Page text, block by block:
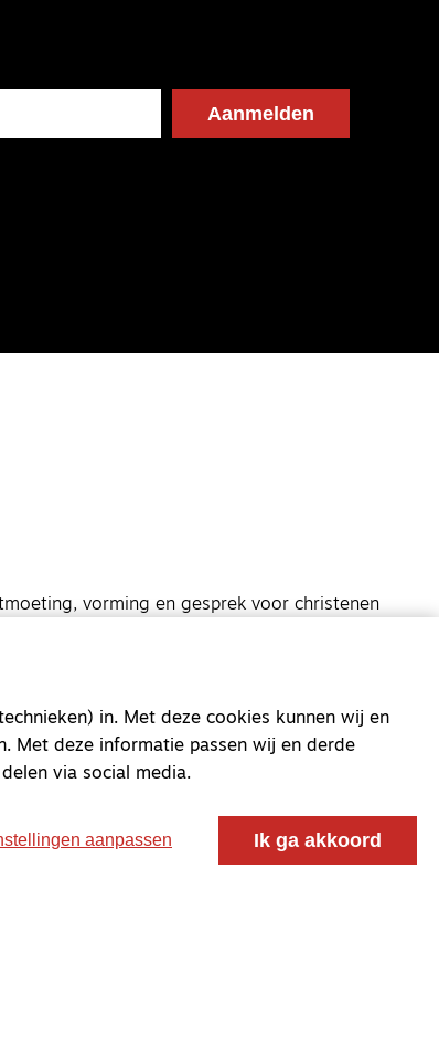
vorming en gesprek voor christenen
in. Met deze cookies kunnen wij en
Met deze informatie passen wij en derde
via social media.
aanpassen Ik ga akkoord